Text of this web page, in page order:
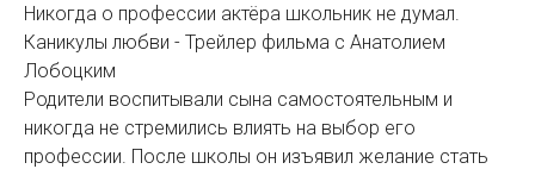
Никогда о профессии актёра школьник не думал.
Каникулы любви - Трейлер фильма с Анатолием
Лобоцким
Родители воспитывали сына самостоятельным и
никогда не стремились влиять на выбор его
профессии. После школы он изъявил желание стать